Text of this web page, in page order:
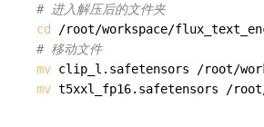
# 进入解压后的文件夹
cd
# 移动文件
mv
mv t5xxl_fp16.safetensors /